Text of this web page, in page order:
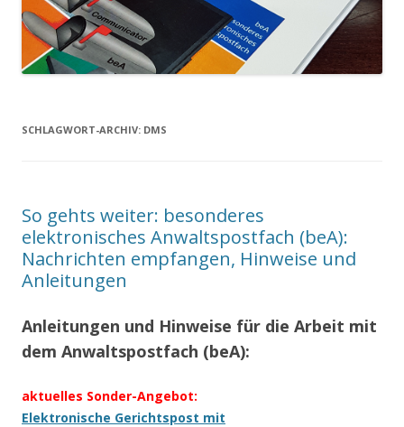
SCHLAGWORT-ARCHIV: DMS
So gehts weiter: besonderes
elektronisches Anwaltspostfach (beA):
Nachrichten empfangen, Hinweise und
Anleitungen
Anleitungen und Hinweise für die Arbeit mit
dem Anwaltspostfach (beA):
aktuelles Sonder-Angebot:
Elektronische Gerichtspost mit